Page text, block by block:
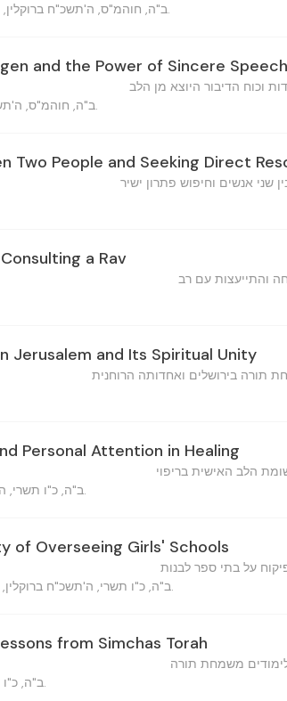
ב"ה, חוהמ"ס, ה'תשכ"ח ברוקלין, נ.י.
and the Power of Sincere Speech
וכוח הדיבור היוצא מן הלב
ב"ה, חוהמ"ס, ה'תשכ"ח ברוקלין, נ.י.
Two People and Seeking Direct
שני אנשים וחיפוש פתרון ישיר
a Rav
והתייעצות עם רב
Jerusalem and Its Spiritual Unity
תורה בירושלים ואחדותה הרוחנית
Personal Attention in Healing
הלב האישית בריפוי
ב"ה, כ"ו תשרי, ה'תשכ"ח ברוקלין, נ.י.
of Overseeing Girls' Schools
על בתי ספר לבנות
ב"ה, כ"ו תשרי, ה'תשכ"ח ברוקלין, נ.י.
from Simchas Torah
משמחת תורה
ב"ה, כ"ו תשרי, ה'תשכ"ח ברוקלין, נ.י.